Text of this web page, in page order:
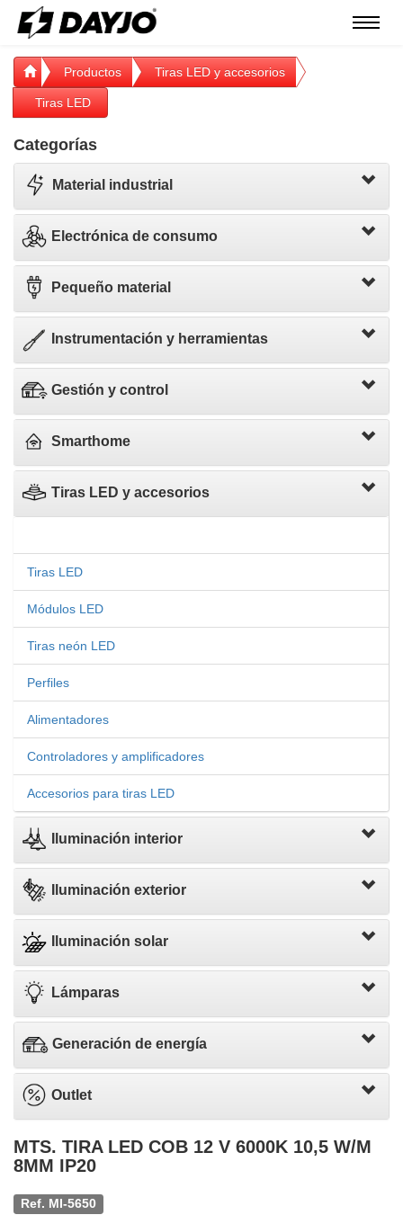
Menú
Productos Tiras LED y accesorios
Tiras LED
Categorías
Material industrial
Electrónica de consumo
Pequeño material
Instrumentación y herramientas
Gestión y control
Smarthome
Tiras LED y accesorios
Tiras LED
Módulos LED
Tiras neón LED
Perfiles
Alimentadores
Controladores y amplificadores
Accesorios para tiras LED
Iluminación interior
Iluminación exterior
Iluminación solar
Lámparas
Generación de energía
Outlet
MTS. TIRA LED COB 12 V 6000K 10,5 W/M
8MM IP20
Ref. MI-5650